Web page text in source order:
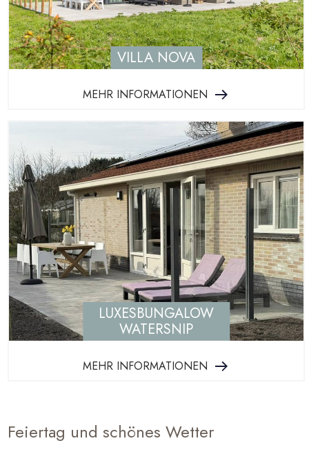
VILLA NOVA
MEHR INFORMATIONEN
LUXESBUNGALOW
WATERSNIP
MEHR INFORMATIONEN
Feiertag und schönes Wetter